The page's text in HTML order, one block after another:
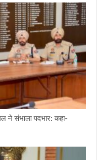
ने संभाला पदभार: कहा-